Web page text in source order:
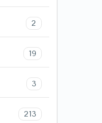
2
19
3
213